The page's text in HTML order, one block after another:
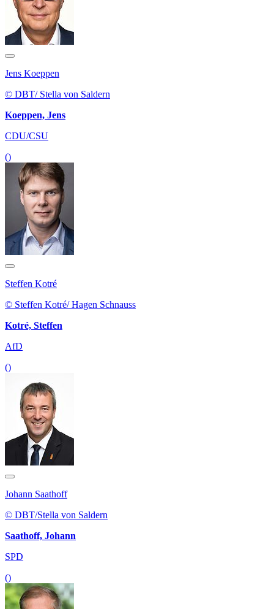
Jens Koeppen
© DBT/ Stella von Saldern
Koeppen, Jens
CDU/CSU
()
Steffen Kotré
© Steffen Kotré/ Hagen Schnauss
Kotré, Steffen
AfD
()
Johann Saathoff
© DBT/Stella von Saldern
Saathoff, Johann
SPD
()